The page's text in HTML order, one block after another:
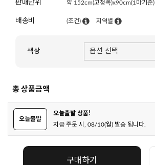
판매단위 약 152cm(고정폭)x90cm(1마기준)
배송비 (조건) 지역별
색상
총 상품금액
오늘출발
오늘출발 상품!
지금 주문 시, 08/10(월) 발송 됩니다.
구매하기